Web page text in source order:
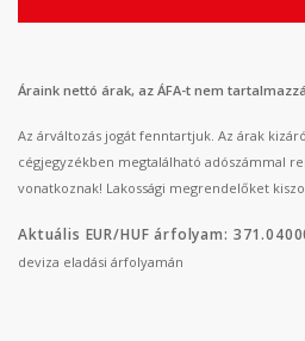
Áraink nettó árak, az ÁFA-t nem
Az árváltozás jogát fenntartjuk. Az árak
cégjegyzékben megtalálható adószámmal
vonatkoznak! Lakossági megrendelőket
Aktuális EUR/HUF árfolyam:
deviza eladási árfolyamán